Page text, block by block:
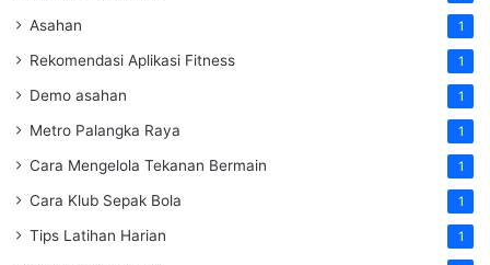
Asahan 1
Rekomendasi Aplikasi Fitness 1
Demo asahan 1
Metro Palangka Raya 1
Cara Mengelola Tekanan Bermain 1
Cara Klub Sepak Bola 1
Tips Latihan Harian 1